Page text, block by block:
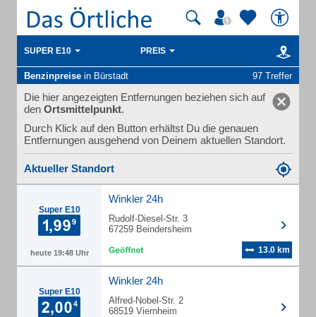
SUPER E10 PREIS
Benzinpreise in Bürstadt 97 Treffer
Die hier angezeigten Entfernungen beziehen sich auf
den Ortsmittelpunkt.
Durch Klick auf den Button erhältst Du die genauen
Entfernungen ausgehend von Deinem aktuellen Standort.
Aktueller Standort
Super E10
heute 19:48 Uhr
Winkler 24h
Rudolf-Diesel-Str. 3
67259 Beindersheim
13.0 km
Super E10
Winkler 24h
Alfred-Nobel-Str. 2
68519 Viernheim